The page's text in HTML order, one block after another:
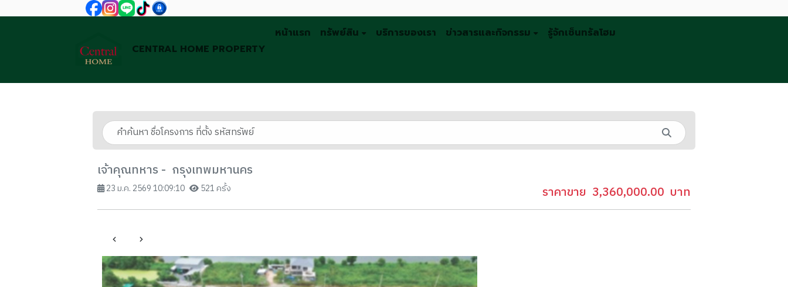
CENTRAL HOME PROPERTY
หน้าแรก ทรัพย์สิน บริการของเรา ข่าวสารและกิจกรรม รู้จักเซ็นทรัลโฮม
เจ้าคุณทหาร - กรุงเทพมหานคร
23 ม.ค. 2569 10:09:10 521 ครั้ง ราคาขาย 3,360,000.00 บาท